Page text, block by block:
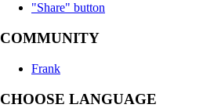
"Share" button
COMMUNITY
Frank
CHOOSE LANGUAGE